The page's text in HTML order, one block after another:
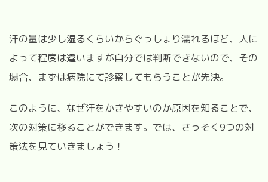
汗の量は少し湿るくらいからぐっしょり濡れるほど、人に
よって程度は違いますが自分では判断できないので、その
場合、まずは病院にて診察してもらうことが先決。
このように、なぜ汗をかきやすいのか原因を知ることで、
次の対策に移ることができます。では、さっそく9つの対
策法を見ていきましょう！